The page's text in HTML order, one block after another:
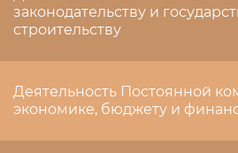
законодательству и
строительству
Деятельность Постоянной
экономике, бюджету и